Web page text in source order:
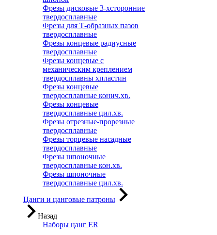
Фрезы дисковые 3-хсторонние
твердосплавные
Фрезы для Т-образных пазов
твердосплавные
Фрезы концевые радиусные
твердосплавные
Фрезы концевые с
механическим креплением
твердосплавны хпластин
Фрезы концевые
твердосплавные конич.хв.
Фрезы концевые
твердосплавные цил.хв.
Фрезы отрезные-прорезные
твердосплавные
Фрезы торцевые насадные
твердосплавные
Фрезы шпоночные
твердосплавные кон.хв.
Фрезы шпоночные
твердосплавные цил.хв.
Цанги и цанговые патроны
Назад
Наборы цанг ER